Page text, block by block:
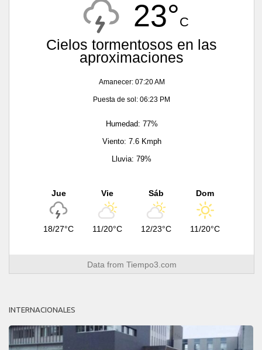
23°C
Cielos tormentosos en las
aproximaciones
Amanecer: 07:20 AM
Puesta de sol: 06:23 PM
Humedad: 77%
Viento: 7.6 Kmph
Lluvia: 79%
Jue
18/27°C
Vie
11/20°C
Sáb
12/23°C
Dom
11/20°C
Data from Tiempo3.com
INTERNACIONALES